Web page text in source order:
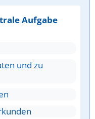
Aufgabe
und zu